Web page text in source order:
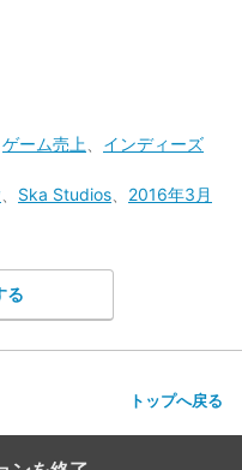
ゲーム売上 インディーズ
Ska Studios
2016年3月
る
トップへ戻る